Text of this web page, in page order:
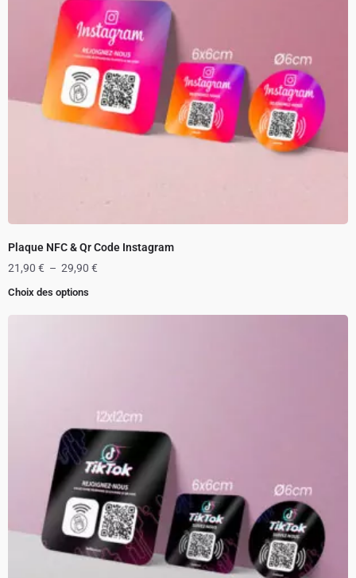
Plaque NFC & Qr Code Instagram
21,90 € – 29,90 €
Choix des options